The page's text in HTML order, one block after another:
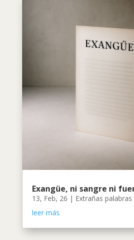
Exangüe, ni sangre ni
13, Feb, 26 | Extrañas palabras
leer más